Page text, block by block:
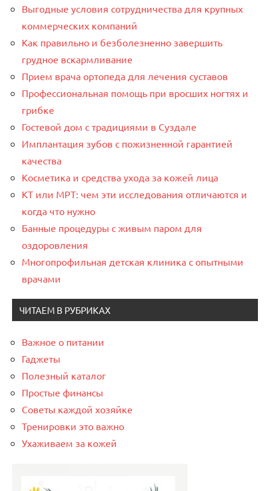
Выгодные условия сотрудничества для крупных
коммерческих компаний
Как правильно и безболезненно завершить
грудное вскармливание
Прием врача ортопеда для лечения суставов
Профессиональная помощь при вросших ногтях и
грибке
Гостевой дом с традициями в Суздале
Имплантация зубов с пожизненной гарантией
качества
Косметика и средства ухода за кожей лица
КТ или МРТ: чем эти исследования отличаются и
когда что нужно
Банные процедуры с живым паром для
оздоровления
Многопрофильная детская клиника с опытными
врачами
ЧИТАЕМ В РУБРИКАХ
Важное о питании
Гаджеты
Полезный каталог
Простые финансы
Советы каждой хозяйке
Тренировки это важно
Ухаживаем за кожей